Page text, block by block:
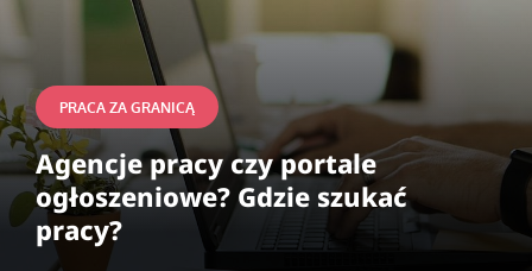
PRACA ZA GRANICĄ
Agencje pracy czy portale
ogłoszeniowe? Gdzie szukać
pracy?